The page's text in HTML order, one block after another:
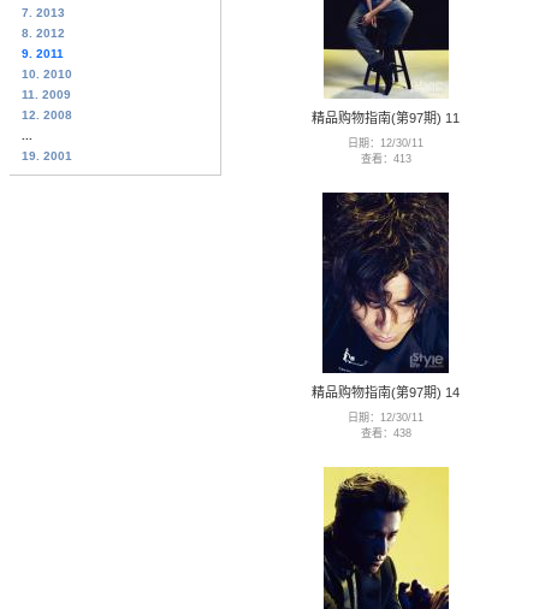
7. 2013
8. 2012
9. 2011
10. 2010
11. 2009
12. 2008
19. 2001
精品购物指南(第97期) 11
日期：12/30/11
查看：413
精品购物指南(第97期) 14
日期：12/30/11
查看：438